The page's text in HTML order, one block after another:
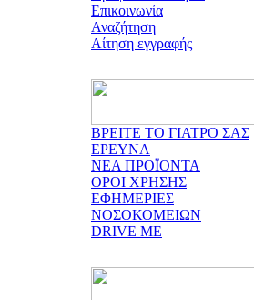
Επικοινωνία
Αναζήτηση
Αίτηση εγγραφής
ΒΡΕΙΤΕ ΤΟ ΓΙΑΤΡΟ ΣΑΣ
ΕΡΕΥΝΑ
ΝΕΑ ΠΡΟΪΟΝΤΑ
ΟΡΟΙ ΧΡΗΣΗΣ
ΕΦΗΜΕΡΙΕΣ
ΝΟΣΟΚΟΜΕΙΩΝ
DRIVE ME